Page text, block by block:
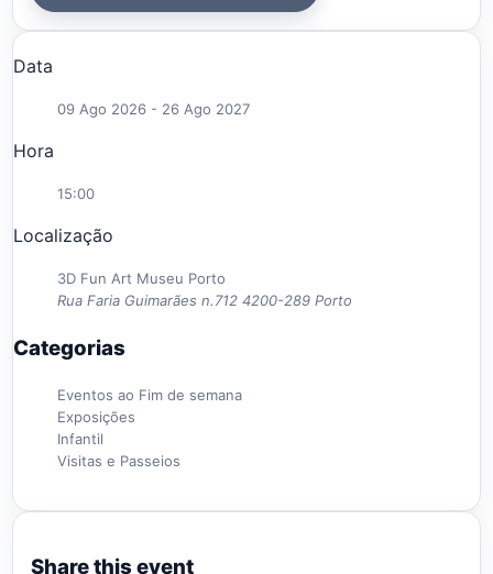
Data
09 Ago 2026 - 26 Ago 2027
Hora
15:00
Localização
3D Fun Art Museu Porto
Rua Faria Guimarães n.712 4200-289 Porto
Categorias
Eventos ao Fim de semana
Exposições
Infantil
Visitas e Passeios
Share this event